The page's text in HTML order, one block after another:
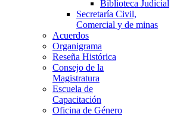
Biblioteca Judicial
Secretaría Civil,
Comercial y de minas
Acuerdos
Organigrama
Reseña Histórica
Consejo de la
Magistratura
Escuela de
Capacitación
Oficina de Género